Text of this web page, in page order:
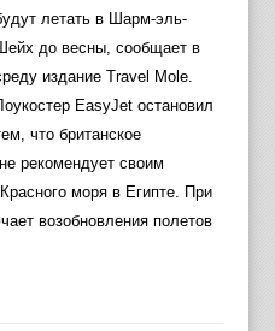
летать в Шарм-эль-
до весны, сообщает в
издание Travel Mole.
ЕasyJet остановил
что британское
рекомендует своим
моря в Египте. При
возобновления полетов